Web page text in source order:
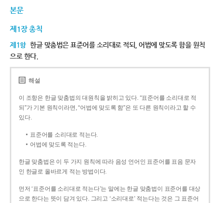
본문
제1장 총칙
제1항 한글 맞춤법은 표준어를 소리대로 적되, 어법에 맞도록 함을 원칙
으로 한다.
해설
이 조항은 한글 맞춤법의 대원칙을 밝히고 있다. “표준어를 소리대로 적
되”가 기본 원칙이라면, “어법에 맞도록 함”은 또 다른 원칙이라고 할 수
있다.
표준어를 소리대로 적는다.
어법에 맞도록 적는다.
한글 맞춤법은 이 두 가지 원칙에 따라 음성 언어인 표준어를 표음 문자
인 한글로 올바르게 적는 방법이다.
먼저 ‘표준어를 소리대로 적는다’는 말에는 한글 맞춤법이 표준어를 대상
으로 한다는 뜻이 담겨 있다. 그리고 ‘소리대로’ 적는다는 것은 그 표준어